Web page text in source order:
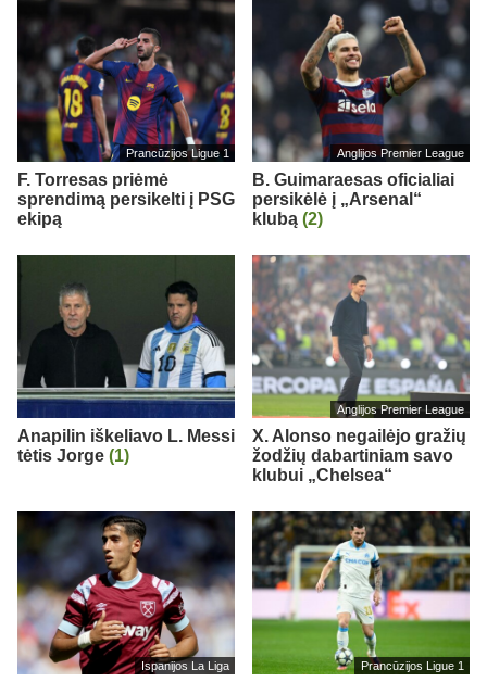
Prancūzijos Ligue 1
F. Torresas priėmė
sprendimą persikelti į PSG
ekipą
Anglijos Premier League
B. Guimaraesas oficialiai
persikėlė į „Arsenal“
klubą (2)
Anapilin iškeliavo L. Messi
tėtis Jorge (1)
Anglijos Premier League
X. Alonso negailėjo gražių
žodžių dabartiniam savo
klubui „Chelsea“
Ispanijos La Liga Prancūzijos Ligue 1